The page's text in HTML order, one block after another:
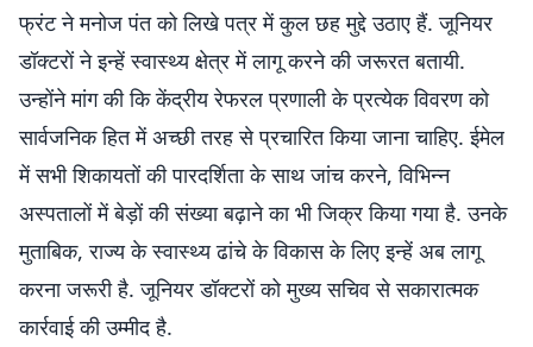
फ्रंट ने मनोज पंत को लिखे पत्र में कुल छह मुद्दे उठाए हैं. जूनियर
डॉक्टरों ने इन्हें स्वास्थ्य क्षेत्र में लागू करने की जरूरत बतायी.
उन्होंने मांग की कि केंद्रीय रेफरल प्रणाली के प्रत्येक विवरण को
सार्वजनिक हित में अच्छी तरह से प्रचारित किया जाना चाहिए. ईमेल
में सभी शिकायतों की पारदर्शिता के साथ जांच करने, विभिन्न
अस्पतालों में बेड़ों की संख्या बढ़ाने का भी जिक्र किया गया है. उनके
मुताबिक, राज्य के स्वास्थ्य ढांचे के विकास के लिए इन्हें अब लागू
करना जरूरी है. जूनियर डॉक्टरों को मुख्य सचिव से सकारात्मक
कार्रवाई की उम्मीद है.